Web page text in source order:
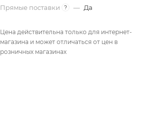
Прямые поставки
? — Да
Цена действительна только для интернет-
магазина и может отличаться от цен в
розничных магазинах